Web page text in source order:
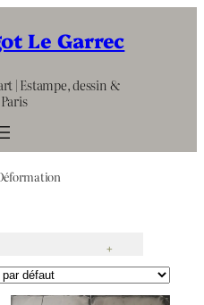
Le Garrec
| Estampe, dessin &
+